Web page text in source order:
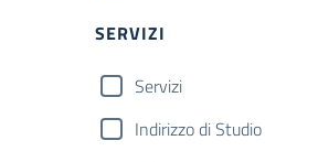
SERVIZI
Servizi
Indirizzo di Studio